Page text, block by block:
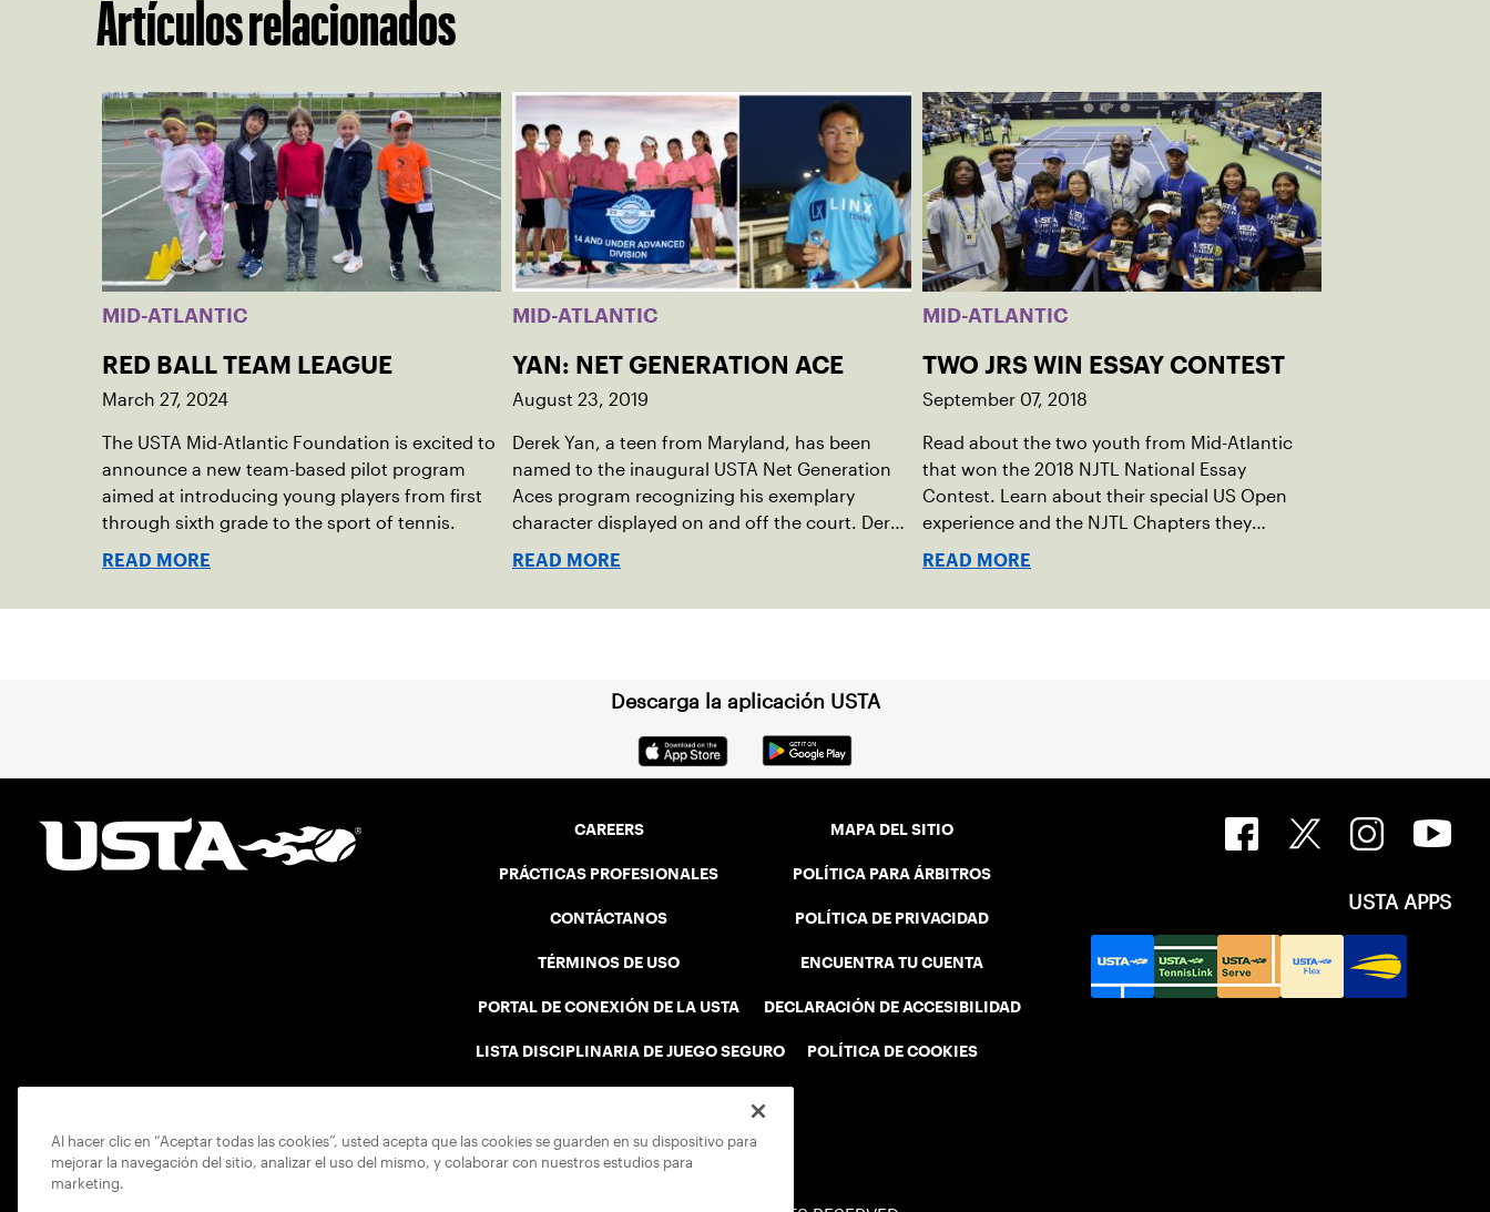
Artículos relacionados
MID-ATLANTIC
RED BALL TEAM LEAGUE
March 27, 2024
The USTA Mid-Atlantic Foundation is excited to
announce a new team-based pilot program
aimed at introducing young players from first
through sixth grade to the sport of tennis.
READ MORE
MID-ATLANTIC
YAN: NET GENERATION ACE
August 23, 2019
Derek Yan, a teen from Maryland, has been
named to the inaugural USTA Net Generation
Aces program recognizing his exemplary
character displayed on and off the court. Derek
is a Junior Team Tennis player and founder of
READ MORE
MID-ATLANTIC
TWO JRS WIN ESSAY CONTEST
September 07, 2018
Read about the two youth from Mid-Atlantic
that won the 2018 NJTL National Essay
Contest. Learn about their special US Open
experience and the NJTL Chapters they
represent.
READ MORE
Descarga la aplicación USTA
CAREERS
PRÁCTICAS PROFESIONALES
CONTÁCTANOS
TÉRMINOS DE USO
PORTAL DE CONEXIÓN DE LA USTA
LISTA DISCIPLINARIA DE JUEGO SEGURO
MAPA DEL SITIO
POLÍTICA PARA ÁRBITROS
POLÍTICA DE PRIVACIDAD
ENCUENTRA TU CUENTA
DECLARACIÓN DE ACCESIBILIDAD
POLÍTICA DE COOKIES
USTA APPS
Al hacer clic en “Aceptar todas las cookies”, usted acepta que las cookies se guarden en su dispositivo para
mejorar la navegación del sitio, analizar el uso del mismo, y colaborar con nuestros estudios para
marketing.